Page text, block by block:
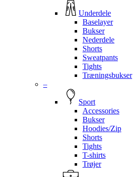
Underdele
Baselayer
Bukser
Nederdele
Shorts
Sweatpants
Tights
Træningsbukser
–
Sport
Accessories
Bukser
Hoodies/Zip
Shorts
Tights
T-shirts
Trøjer